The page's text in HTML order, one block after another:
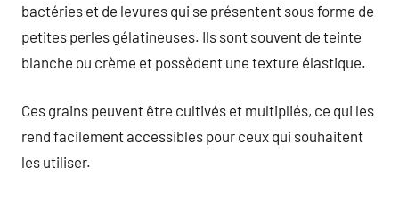
bactéries et de levures qui se présentent sous forme de
petites perles gélatineuses. Ils sont souvent de teinte
blanche ou crème et possèdent une texture élastique.
Ces grains peuvent être cultivés et multipliés, ce qui les
rend facilement accessibles pour ceux qui souhaitent
les utiliser.